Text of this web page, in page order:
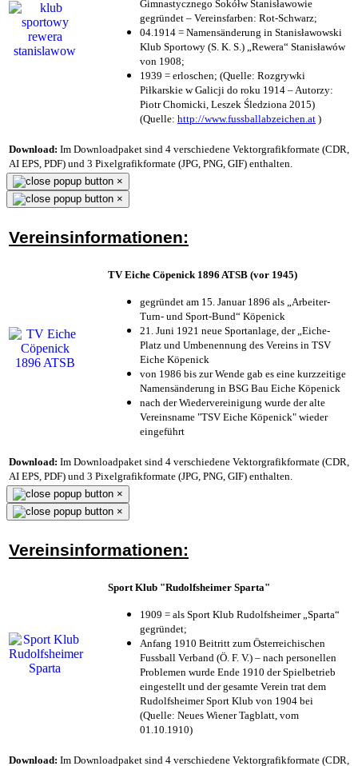
Gimnastycznego Sokółw Stanisławowie
gegründet – Vereinsfarben: Rot-Schwarz;
04.1914 = Namensänderung in Stanisławowski
Klub Sportowy (S. K. S.) „Rewera“ Stanisławów
von 1908;
1939 = erloschen; (Quelle: Rozgrywki
Piłkarskie w Galicji do roku 1914 – Autorzy:
Piotr Chomicki, Leszek Śledziona 2015)
(Quelle: http://www.fussballabzeichen.at )
Download: Im Downloadpaket sind 4 verschiedene Vektorgrafikformate (CDR,
AI EPS, PDF) und 3 Pixelgrafikformate (JPG, PNG, GIF) enthalten.
×
×
Vereinsinformationen:
TV Eiche Cöpenick 1896 ATSB (vor 1945)
gegründet am 15. Januar 1896 als „Arbeiter-
Turn- und Sport-Bund“ Köpenick
21. Juni 1921 neue Sportanlage, der „Eiche-
Platz und Umbenennung des Vereins in TSV
Eiche Köpenick
von 1986 bis zur Wende gab es eine kurzzeitige
Namensänderung in BSG Bau Eiche Köpenick
nach der Wiedervereinigung wurde der alte
Vereinsname "TSV Eiche Köpenick" wieder
eingeführt
Download: Im Downloadpaket sind 4 verschiedene Vektorgrafikformate (CDR,
AI EPS, PDF) und 3 Pixelgrafikformate (JPG, PNG, GIF) enthalten.
×
×
Vereinsinformationen:
Sport Klub "Rudolfsheimer Sparta"
1909 = als Sport Klub Rudolfsheimer „Sparta“
gegründet;
Anfang 1910 Beitritt zum Österreichischen
Fussball Verband (Ö. F. V.) – nach personellen
Problemen wurde Ende 1910 der Spielbetrieb
eingestellt und der gesamte Verein trat dem
Rudolfsheimer Sport Klub von 1904 bei
(Quelle: Neues Wiener Tagblatt, vom
01.10.1910)
Download: Im Downloadpaket sind 4 verschiedene Vektorgrafikformate (CDR,